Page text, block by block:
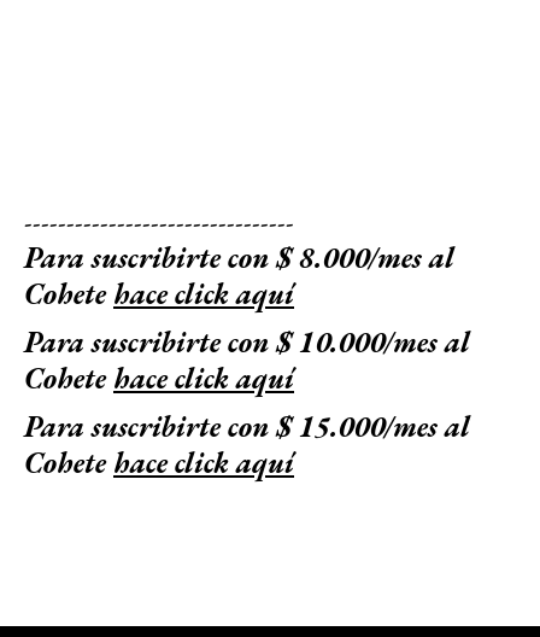
--------------------------------
Para suscribirte con $ 8.000/mes al
Cohetehace click aquí
Para suscribirte con $ 10.000/mes al
Cohetehace click aquí
Para suscribirte con $ 15.000/mes al
Cohetehace click aquí